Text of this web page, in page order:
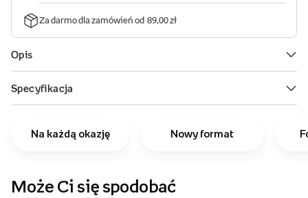
Na każdą okazję Nowy format
Może Ci się spodobać